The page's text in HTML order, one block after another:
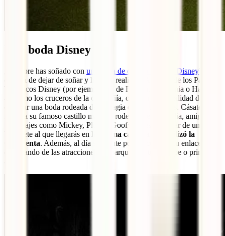
Una boda Disney
¿Siempre has soñado con una boda de cuento al estilo Disney
es hora de dejar de soñar y hacerlo realidad. Algunos de los Parques
Temáticos Disney (por ejemplo los de Florida, California o Hawaii),
así como los cruceros de la compañía, ofrecen la posibilidad de
celebrar una boda rodeada de la magia de sus películas. Cásate
frente a su famoso castillo mágico, rodeado de tu familia, amigos y
personajes como Mickey, Pluto o Goofy, antes de gozar de un
banquete al que llegarás en la misma carroza que utilizó la
Cenicienta. Además, al día siguiente podrás celebrar tu enlace
disfrutando de las atracciones del parque con tu príncipe o princesa